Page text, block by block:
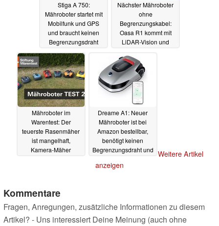
Stiga A 750:
Mähroboter startet mit
Mobilfunk und GPS
und braucht keinen
Begrenzungsdraht
27.03.2024
Nächster Mähroboter
ohne
Begrenzungskabel:
Oasa R1 kommt mit
LiDAR-Vision und
Besonderheiten
26.03.2024
Mähroboter im
Warentest: Der
teuerste Rasenmäher
ist mangelhaft,
Kamera-Mäher
Dreame A1: Neuer
Mähroboter ist bei
Amazon bestellbar,
benötigt keinen
Begrenzungsdraht und
Flächen25.03.2024
Weitere Artikel
anzeigen
Kommentare
Fragen, Anregungen, zusätzliche Informationen zu diesem
Artikel? - Uns interessiert Deine Meinung (auch ohne